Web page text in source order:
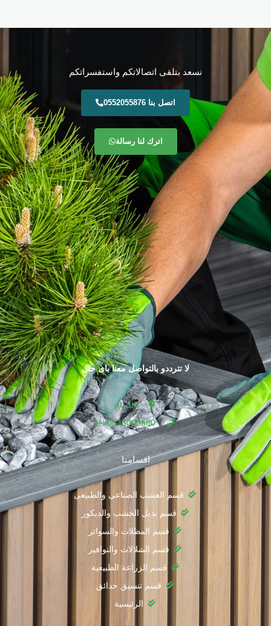
نسعد بتلقى اتصالاتكم واستفسراتكم
اتصل بنا 0552055876
اترك لنا رسالة
لا تترددو بالتواصل معنا باى حال
الدمام
tel:0543003560
اقسامنا
قسم العشب الصناعى والطبيعى
قسم بديل الخشب والديكور
قسم المظلات والسواتر
قسم الشلالات والنوافير
قسم الزراعة الطبيعية
قسم تنسيق حدائق
الرئيسية